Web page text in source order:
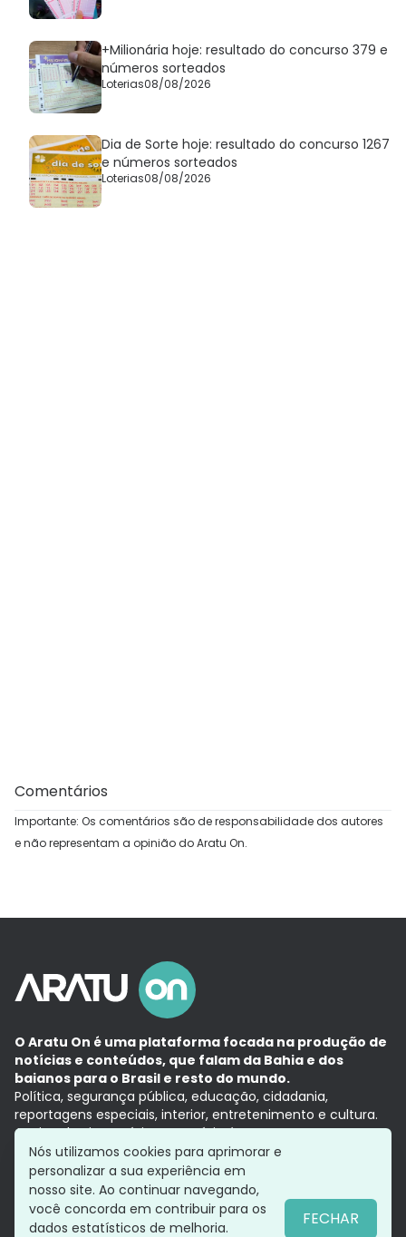
+Milionária hoje: resultado do concurso 379 e
números sorteados
Loterias08/08/2026
Dia de Sorte hoje: resultado do concurso 1267
e números sorteados
Loterias08/08/2026
Comentários
Importante: Os comentários são de responsabilidade dos autores
e não representam a opinião do Aratu On.
O Aratu On é uma plataforma focada na produção de
notícias e conteúdos, que falam da Bahia e dos
baianos para o Brasil e resto do mundo.
Política, segurança pública, educação, cidadania,
reportagens especiais, interior, entretenimento e cultura.
Aqui, tudo vira notícia e a notícia é no tempo presente,
com a credibilidade do Grupo Aratu.
Grupo Aratu
Política de privacidade
Nós utilizamos cookies para aprimorar e
personalizar a sua experiência em
nosso site. Ao continuar navegando,
você concorda em contribuir para os
dados estatísticos de melhoria.
FECHAR